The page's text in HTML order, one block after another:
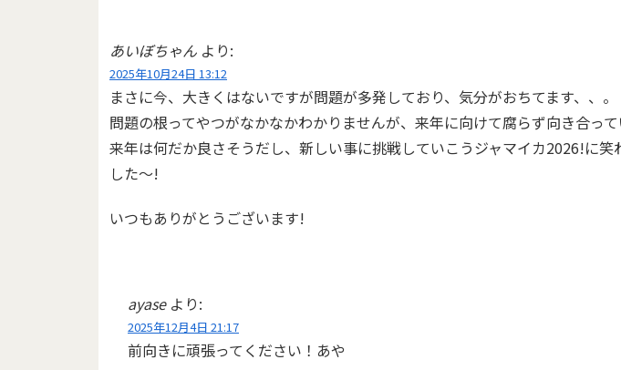
あいぼちゃん より:
2025年10月24日 13:12
まさに今、大きくはないですが問題が多発しており、気分がおちてます、、。
問題の根ってやつがなかなかわかりませんが、来年に向けて腐らず向き合っ
来年は何だか良さそうだし、新しい事に挑戦していこうジャマイカ2026!に笑
した～!
いつもありがとうございます!
ayase より:
2025年12月4日 21:17
前向きに頑張ってください！あや